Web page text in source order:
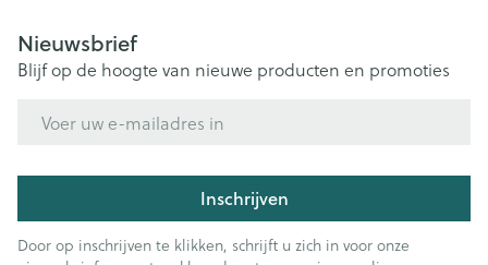
Nieuwsbrief
Blijf op de hoogte van nieuwe producten en promoties
Inschrijven
Door op inschrijven te klikken, schrijft u zich in voor onze